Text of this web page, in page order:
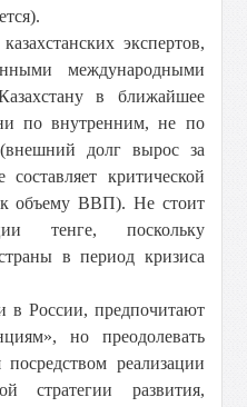
экспертов,
международными
в ближайшее
по внутренним, не по
долг вырос за
критической
объему ВВП). Не стоит
тенге, поскольку
в период кризиса
в России, предпочитают
но преодолевать
реализации
стратегии развития,